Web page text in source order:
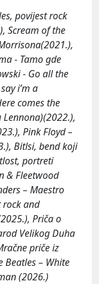
povijest rock
Scream of the
- Tamo gde
- Go all the
i’m a
comes the
Lennona)(2022.),
Pink Floyd –
Bitlsi, bend koji
portreti
& Fleetwood
– Maestro
rock and
Priča o
Velikog Duha
priče iz
Beatles – White
(2026.)